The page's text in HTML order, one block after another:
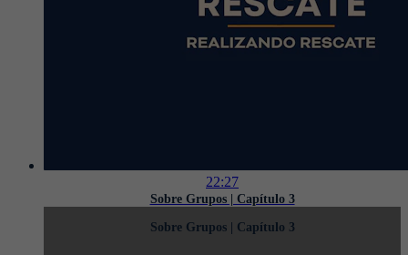
22:27
Sobre Grupos | Capítulo 3
Sobre Grupos | Capítulo 3